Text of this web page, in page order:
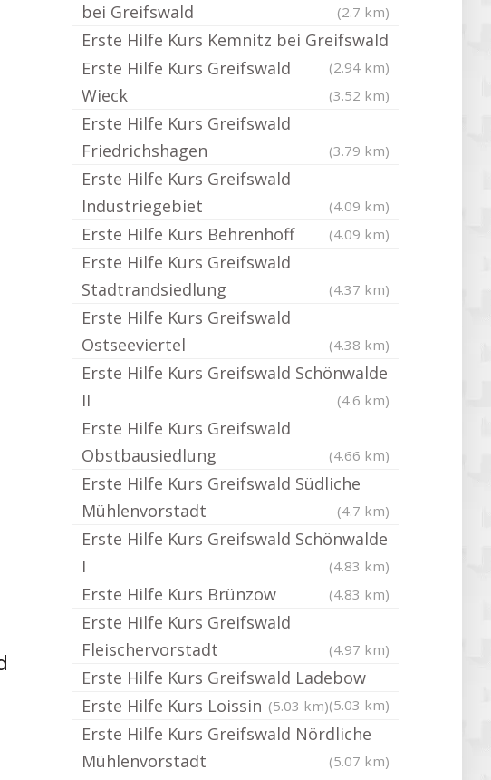
bei Greifswald
(2.7 km)
Erste Hilfe Kurs Kemnitz bei Greifswald
(2.94 km)
Erste Hilfe Kurs Greifswald
Wieck
(3.52 km)
Erste Hilfe Kurs Greifswald
Friedrichshagen
(3.79 km)
Erste Hilfe Kurs Greifswald
Industriegebiet
(4.09 km)
Erste Hilfe Kurs Behrenhoff (4.09 km)
Erste Hilfe Kurs Greifswald
Stadtrandsiedlung
(4.37 km)
Erste Hilfe Kurs Greifswald
Ostseeviertel
(4.38 km)
Erste Hilfe Kurs Greifswald Schönwalde
II
(4.6 km)
Erste Hilfe Kurs Greifswald
Obstbausiedlung
(4.66 km)
Erste Hilfe Kurs Greifswald Südliche
Mühlenvorstadt
(4.7 km)
Erste Hilfe Kurs Greifswald Schönwalde
I
(4.83 km)
Erste Hilfe Kurs Brünzow (4.83 km)
Erste Hilfe Kurs Greifswald
Fleischervorstadt
(4.97 km)
Erste Hilfe Kurs Greifswald Ladebow
(5.03 km)
Erste Hilfe Kurs Loissin (5.03 km)
Erste Hilfe Kurs Greifswald Nördliche
Mühlenvorstadt
(5.07 km)